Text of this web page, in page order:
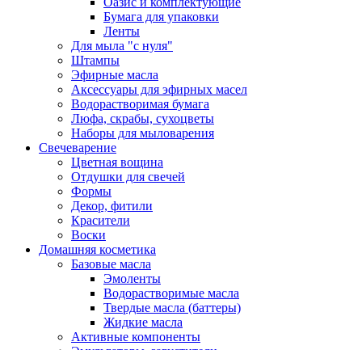
Бумага для упаковки
Ленты
Для мыла "с нуля"
Штампы
Эфирные масла
Аксессуары для эфирных масел
Водорастворимая бумага
Люфа, скрабы, сухоцветы
Наборы для мыловарения
Свечеварение
Цветная вощина
Отдушки для свечей
Формы
Декор, фитили
Красители
Воски
Домашняя косметика
Базовые масла
Эмоленты
Водорастворимые масла
Твердые масла (баттеры)
Жидкие масла
Активные компоненты